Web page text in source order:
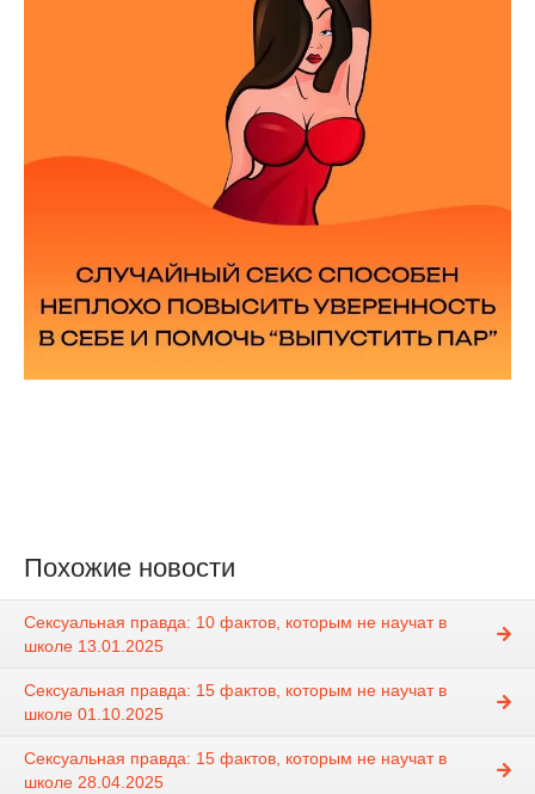
Похожие новости
Сексуальная правда: 10 фактов, которым не научат в
школе 13.01.2025
Сексуальная правда: 15 фактов, которым не научат в
школе 01.10.2025
Сексуальная правда: 15 фактов, которым не научат в
школе 28.04.2025